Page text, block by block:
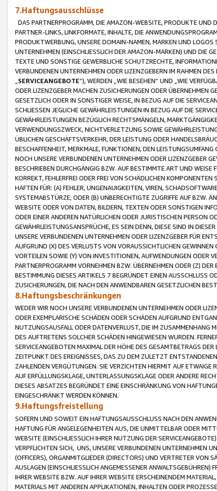
7.Haftungsausschlüsse
DAS PARTNERPROGRAMM, DIE AMAZON-WEBSITE, PRODUKTE UND
PARTNER-LINKS, LINKFORMATE, INHALTE, DIE
PRODUKTWERBUNG, UNSERE DOMAIN-NAMEN, MARKEN UND
UNTERNEHMEN (EINSCHLIESSLICH DER AMAZON-MARKEN) UND DIE
TEXTE UND SONSTIGE GEWERBLICHE SCHUTZRECHTE,
VERBUNDENEN UNTERNEHMEN ODER LIZENZGEBERN IM RAHMEN
SERVICEANGEBOTE“), WERDEN „WIE BESEHEN“ UND „WIE
ODER LIZENZGEBER MACHEN ZUSICHERUNGEN ODER ÜBERNEHMEN
GESETZLICH ODER IN SONSTIGER WEISE, IN BEZUG AUF DIE
SCHLIESSEN JEGLICHE GEWÄHRLEISTUNGEN IN BEZUG AUF DIE
GEWÄHRLEISTUNGEN BEZÜGLICH RECHTSMÄNGELN,
VERWENDUNGSZWECK, NICHTVERLETZUNG SOWIE
ÜBLICHEN GESCHÄFTSVERKEHR, DER LEISTUNG ODER
BESCHAFFENHEIT, MERKMALE, FUNKTIONEN, DEN
NOCH UNSERE VERBUNDENEN UNTERNEHMEN ODER LIZENZGEBER
BESCHRIEBEN DURCHGÄNGIG BZW. AUF BESTIMMTE ART UND
KORREKT, FEHLERFREI ODER FREI VON SCHÄDLICHEN
HAFTEN FÜR: (A) FEHLER, UNGENAUIGKEITEN, VIREN,
SYSTEMABSTÜRZE; ODER (B) UNBERECHTIGTE ZUGRIFFE AUF BZW.
WEBSITE ODER VON DATEN, BILDERN, TEXTEN ODER SONSTIGEN
ODER EINER ANDEREN NATÜRLICHEN ODER JURISTISCHEN PERSON
GEWÄHRLEISTUNGSANSPRÜCHE, ES SEIN DENN, DIESE SIND IN
UNSERE VERBUNDENEN UNTERNEHMEN ODER LIZENZGEBER FÜR
AUFGRUND (X) DES VERLUSTS VON VORAUSSICHTLICHEN
VORTEILEN SOWIE (Y) VON INVESTITIONEN, AUFWENDUNGEN ODER
PARTNERPROGRAMM VORNEHMEN BZW. ÜBERNEHMEN ODER (Z)
BESTIMMUNG DIESES ARTIKELS 7 BEGRÜNDET EINEN AUSSCHLUSS
ZUSICHERUNGEN, DIE NACH DEN ANWENDBAREN GESETZLICHEN
8.Haftungsbeschränkungen
WEDER WIR NOCH UNSERE VERBUNDENEN UNTERNEHMEN ODER
ODER EXEMPLARISCHE SCHÄDEN ODER SCHÄDEN AUFGRUND
NUTZUNGSAUSFALL ODER DATENVERLUST, DIE IM ZUSAMMENHANG
DES AUFTRETENS SOLCHER SCHÄDEN HINGEWIESEN WURDEN.
SERVICEANGEBOTEN MAXIMAL DER HÖHE DES GESAMTBETRAGS
ZEITPUNKT DES EREIGNISSES, DAS ZU DEM ZULETZT
ZAHLENDEN VERGÜTUNGEN. SIE VERZICHTEN HIERMIT AUF
AUF ERFÜLLUNGSKLAGE, UNTERLASSUNGSKLAGE ODER ANDERE
DIESES ABSATZES BEGRÜNDET EINE EINSCHRÄNKUNG VON
EINGESCHRÄNKT WERDEN KÖNNEN.
9.Haftungsfreistellung
SOFERN UND SOWEIT EIN HAFTUNGSAUSSCHLUSS NACH DEN
HAFTUNG FÜR ANGELEGENHEITEN AUS, DIE UNMITTELBAR ODER
WEBSITE (EINSCHLIESSLICH IHRER NUTZUNG DER
VERPFLICHTEN SICH, UNS, UNSERE VERBUNDENEN UNTERNEHMEN
(OFFICERS), ORGANMITGLIEDER (DIRECTORS) UND VERTRETER VON
AUSLAGEN (EINSCHLIESSLICH ANGEMESSENER
IHRER WEBSITE BZW. AUF IHRER WEBSITE ERSCHEINENDEM
MATERIALS MIT ANDEREN APPLIKATIONEN, INHALTEN ODER